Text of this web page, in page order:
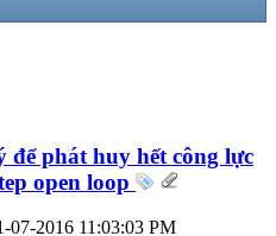
để phát huy hết công lực
open loop
07-2016 11:03:03 PM